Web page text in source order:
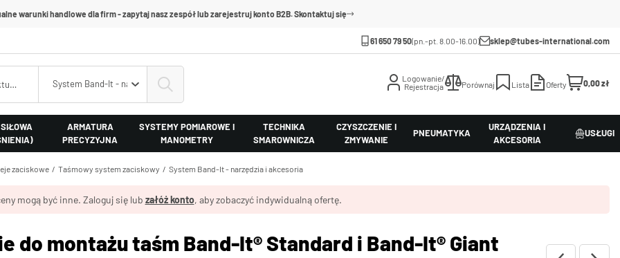
warunki handlowe dla firm - zapytaj nasz zespół lub zarejestruj konto B2B. Skontaktuj się
61 650 79 50(pn.-pt. 8.00-16.00) sklep@tubes-international.com
System Band-It - narzędzia i akcesoria
Logowanie/
Rejestracja
Porównaj Lista Oferty 0,00 zł
ARMATURA
PRECYZYJNA
SYSTEMY POMIAROWE I
MANOMETRY
TECHNIKA
SMAROWNICZA
CZYSZCZENIE I
ZMYWANIE
PNEUMATYKA
URZĄDZENIA I
AKCESORIA
USŁUGI
zaciskowe Taśmowy system zaciskowy System Band-It - narzędzia i akcesoria
mogą być inne. Zaloguj się lub załóż konto, aby zobaczyć indywidualną ofertę.
do montażu taśm Band-It® Standard i Band-It® Giant